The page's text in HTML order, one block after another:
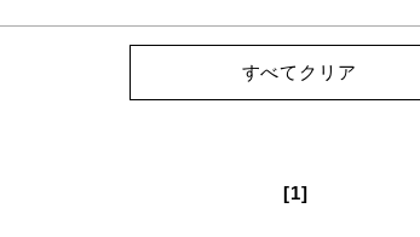
すべてクリア
[1]